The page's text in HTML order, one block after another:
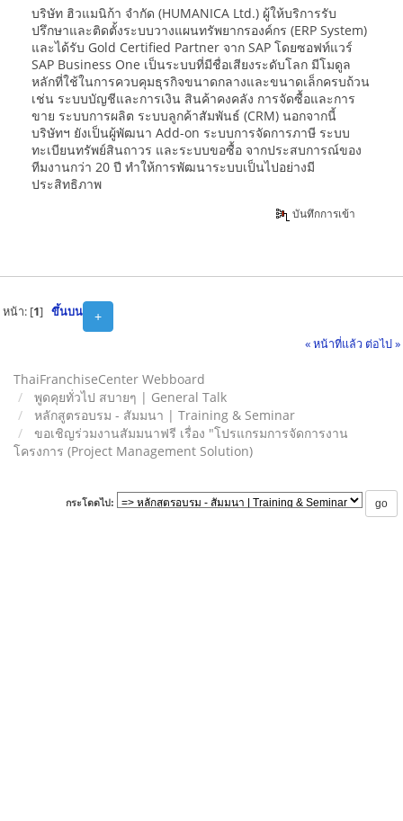
บริษัท ฮิวแมนิก้า จำกัด (HUMANICA Ltd.) ผู้ให้บริการรับ
ปรึกษาและติดตั้งระบบวางแผนทรัพยากรองค์กร (ERP System)
และได้รับ Gold Certified Partner จาก SAP โดยซอฟท์แวร์
SAP Business One เป็นระบบที่มีชื่อเสียงระดับโลก มีโมดูล
หลักที่ใช้ในการควบคุมธุรกิจขนาดกลางและขนาดเล็กครบถ้วน
เช่น ระบบบัญชีและการเงิน สินค้าคงคลัง การจัดซื้อและการ
ขาย ระบบการผลิต ระบบลูกค้าสัมพันธ์ (CRM) นอกจากนี้
บริษัทฯ ยังเป็นผู้พัฒนา Add-on ระบบการจัดการภาษี ระบบ
ทะเบียนทรัพย์สินถาวร และระบบขอซื้อ จากประสบการณ์ของ
ทีมงานกว่า 20 ปี ทำให้การพัฒนาระบบเป็นไปอย่างมี
ประสิทธิภาพ
บันทึกการเข้า
+
หน้า: [1] ขึ้นบน
« หน้าที่แล้ว ต่อไป »
ThaiFranchiseCenter Webboard
พูดคุยทั่วไป สบายๆ | General Talk
หลักสูตรอบรม - สัมมนา | Training & Seminar
ขอเชิญร่วมงานสัมมนาฟรี เรื่อง "โปรแกรมการจัดการงาน
โครงการ (Project Management Solution)
กระโดดไป: